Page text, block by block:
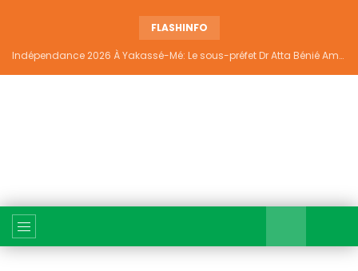
FLASHINFO
Indépendance 2026 À Yakassé-Mé: Le sous-préfet Dr Atta Bénié Amédé appelle à l’unité, à la sécurité et au développement